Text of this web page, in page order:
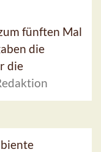
fünften Mal
die
die